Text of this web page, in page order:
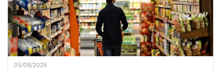
05/08/2026